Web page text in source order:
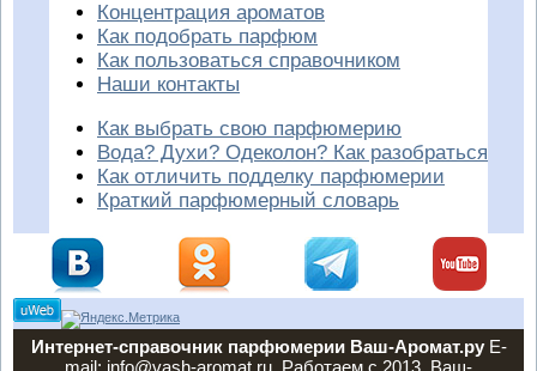
Концентрация ароматов
Как подобрать парфюм
Как пользоваться справочником
Наши контакты
Как выбрать свою парфюмерию
Вода? Духи? Одеколон? Как разобраться
Как отличить подделку парфюмерии
Краткий парфюмерный словарь
Интернет-справочник парфюмерии Ваш-Аромат.руE-